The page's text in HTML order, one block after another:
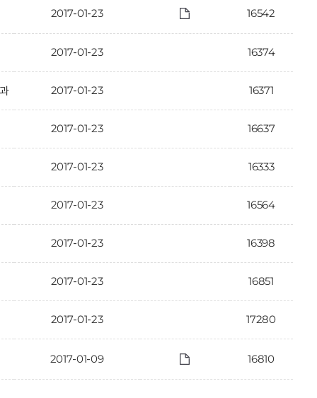
2017-01-23 16542
2017-01-23 16374
2017-01-23 16371
2017-01-23 16637
2017-01-23 16333
2017-01-23 16564
2017-01-23 16398
2017-01-23 16851
2017-01-23 17280
2017-01-09 16810